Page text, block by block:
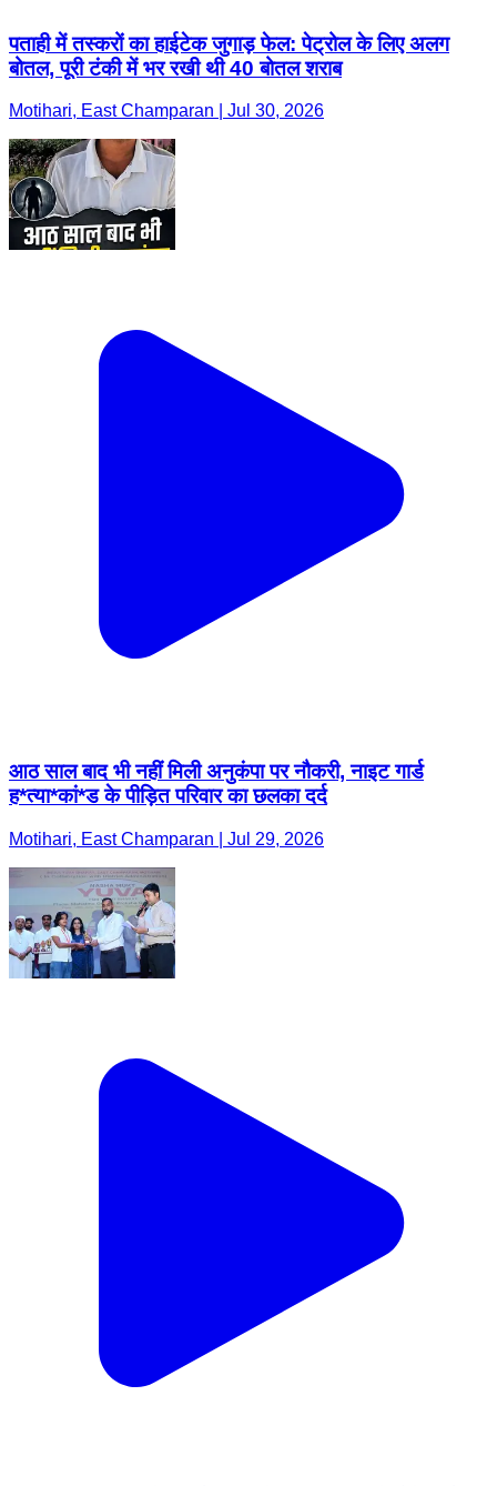
पताही में तस्करों का हाईटेक जुगाड़ फेल: पेट्रोल के लिए अलग
बोतल, पूरी टंकी में भर रखी थी 40 बोतल शराब
Motihari, East Champaran | Jul 30, 2026
आठ साल बाद भी नहीं मिली अनुकंपा पर नौकरी, नाइट गार्ड
ह*त्या*कां*ड के पीड़ित परिवार का छलका दर्द
Motihari, East Champaran | Jul 29, 2026